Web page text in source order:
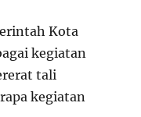
Kota
kegiatan
tali
kegiatan